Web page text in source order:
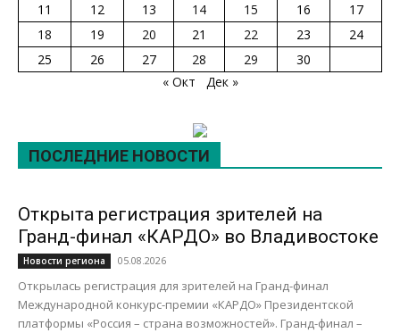
11
12 13 14 15 16
17
18
19 20 21 22 23
24
25
26 27 28 29
30
« Окт
Дек »
ПОСЛЕДНИЕ НОВОСТИ
Открыта регистрация зрителей на
Гранд-финал «КАРДО» во Владивостоке
Новости региона 05.08.2026
Открылась регистрация для зрителей на Гранд-финал
Международной конкурс-премии «КАРДО» Президентской
платформы «Россия – страна возможностей». Гранд-финал –